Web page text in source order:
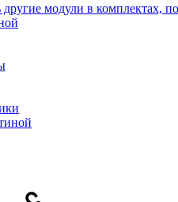
модули в комплектах,